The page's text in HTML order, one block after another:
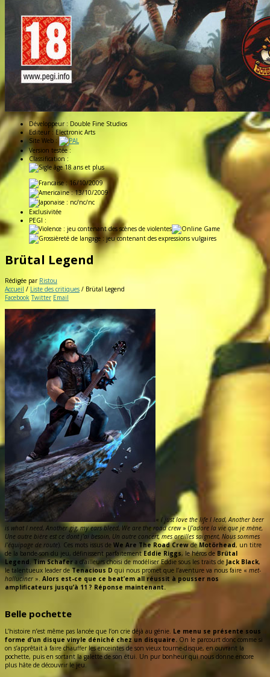
Développeur : Double Fine Studios
Editeur :Electronic Arts
Site Web :
Version testée :
Classification :
: 16/10/2009
: 13/10/2009
: nc/nc/nc
Exclusivitée
PEGI :
Brütal Legend
Rédigée par Ristou
Accueil / Liste des critiques / Brütal Legend
Facebook Twitter Email
« I just love the life I lead, Another beer
is what I need, Another gig, my ears bleed, We are the road crew» (J’adore la vie que je mène,
Une autre bière est ce dont j’ai besoin, Un autre concert, mes oreilles saignent, Nous sommes
l’équipage de route). Ces mots issus de We Are The Road Crew deMotörhead, un titre
de la bande-son du jeu, définissent parfaitementEddie Riggs, le héros de Brütal
Legend. Tim Schafera d’ailleurs choisi de modéliser Eddie sous les traits de Jack Black,
le talentueux leader deTenacious D qui nous promet que l’aventure va nous faire « met-
halluciner ». Alors est-ce que ce beat’em all réussit à pousser nos
amplificateurs jusqu’à 11 ? Réponse maintenant.
Belle pochette
L’histoire n’est même pas lancée que l’on crie déjà au génie. Le menu se présente sous
forme d’un disque vinyle déniché chez un disquaire. On le parcourt donc comme si
on s’apprêtait à faire chauffer les enceintes de son vieux tourne-disque, en ouvrant la
pochette, puis en sortant la galette de son étui. Un pur bonheur qui nous donne encore
plus hâte de découvrir le jeu.